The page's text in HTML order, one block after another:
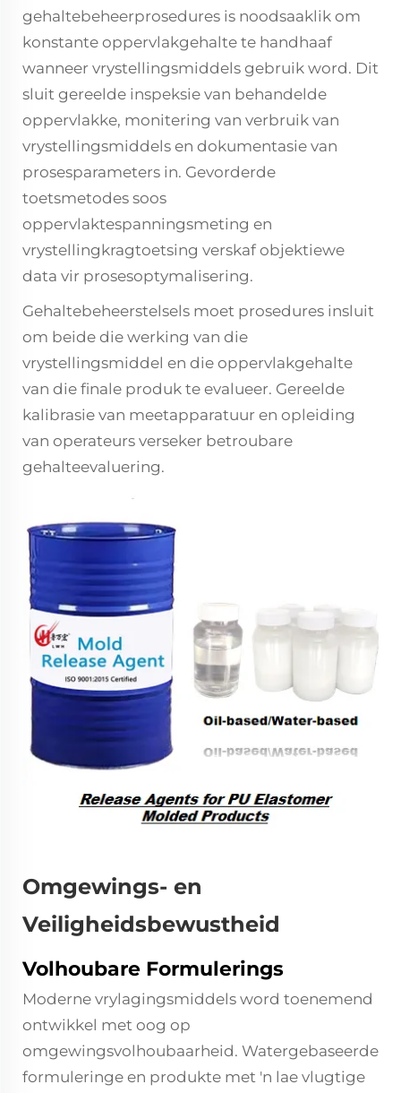
gehaltebeheerprosedures is noodsaaklik om
konstante oppervlakgehalte te handhaaf
wanneer vrystellingsmiddels gebruik word. Dit
sluit gereelde inspeksie van behandelde
oppervlakke, monitering van verbruik van
vrystellingsmiddels en dokumentasie van
prosesparameters in. Gevorderde
toetsmetodes soos
oppervlaktespanningsmeting en
vrystellingkragtoetsing verskaf objektiewe
data vir prosesoptymalisering.
Gehaltebeheerstelsels moet prosedures insluit
om beide die werking van die
vrystellingsmiddel en die oppervlakgehalte
van die finale produk te evalueer. Gereelde
kalibrasie van meetapparatuur en opleiding
van operateurs verseker betroubare
gehalteevaluering.
Omgewings- en
Veiligheidsbewustheid
Volhoubare Formulerings
Moderne vrylagingsmiddels word toenemend
ontwikkel met oog op
omgewingsvolhoubaarheid. Watergebaseerde
formuleringe en produkte met 'n lae vlugtige